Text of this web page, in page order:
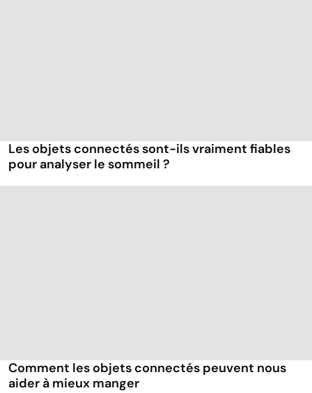
Les objets connectés sont-ils vraiment fiables
pour analyser le sommeil ?
Comment les objets connectés peuvent nous
aider à mieux manger